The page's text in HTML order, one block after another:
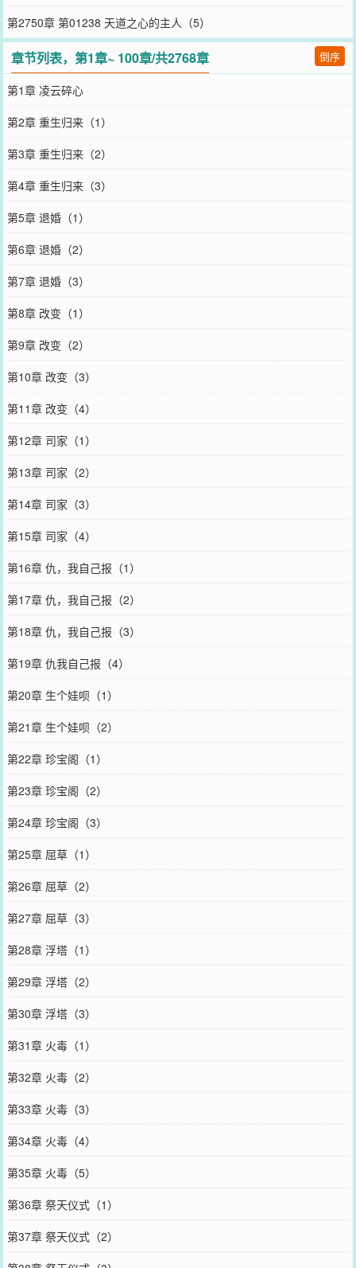
第2750章 第01238 天道之心的主人（5）
章节列表，第1章~ 100章/共2768章 倒序
第1章 凌云碎心
第2章 重生归来（1）
第3章 重生归来（2）
第4章 重生归来（3）
第5章 退婚（1）
第6章 退婚（2）
第7章 退婚（3）
第8章 改变（1）
第9章 改变（2）
第10章 改变（3）
第11章 改变（4）
第12章 司家（1）
第13章 司家（2）
第14章 司家（3）
第15章 司家（4）
第16章 仇，我自己报（1）
第17章 仇，我自己报（2）
第18章 仇，我自己报（3）
第19章 仇我自己报（4）
第20章 生个娃呗（1）
第21章 生个娃呗（2）
第22章 珍宝阁（1）
第23章 珍宝阁（2）
第24章 珍宝阁（3）
第25章 屈草（1）
第26章 屈草（2）
第27章 屈草（3）
第28章 浮塔（1）
第29章 浮塔（2）
第30章 浮塔（3）
第31章 火毒（1）
第32章 火毒（2）
第33章 火毒（3）
第34章 火毒（4）
第35章 火毒（5）
第36章 祭天仪式（1）
第37章 祭天仪式（2）